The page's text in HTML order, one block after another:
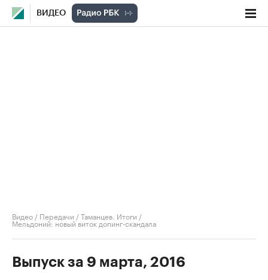
ВИДЕО
Видео / Передачи /Таманцев. Итоги /
Мельдоний: новый виток допинг-скандала
Выпуск за 9 марта, 2016